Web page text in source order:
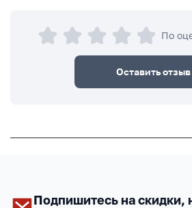
По
Оставить отзыв
Подпишитесь на скидки,